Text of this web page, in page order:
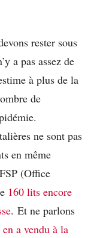
rester sous
a pas assez de
à plus de la
de
ne sont pas
en même
(Office
160 lits encore
. Et ne parlons
a vendu à la